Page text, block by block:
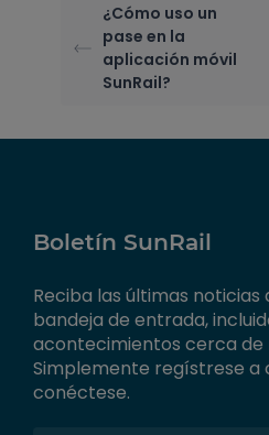
¿Cómo uso un
pase en la
aplicación móvil
SunRail?
Boletín SunRail
Reciba las últimas noticias
bandeja de entrada,
acontecimientos cerca de
Simplemente regístrese a
conéctese.